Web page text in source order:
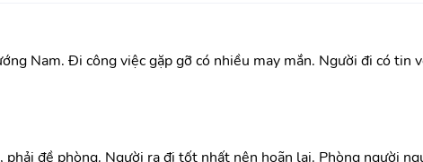
Nam. Đi công việc gặp gỡ có nhiều may mắn. Người đi có tin
phải đề phòng. Người ra đi tốt nhất nên hoãn lại. Phòng người